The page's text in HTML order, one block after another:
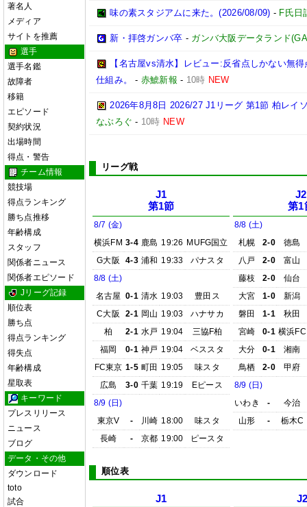
著名人
メディア
サイトを推薦
選手
選手名鑑
故障者
移籍
エピソード
契約状況
出場時間
得点・警告
チーム情報
競技場
得点ランキング
勝ち点推移
年齢構成
スタッフ
関係者ニュース
関係者エピソード
Jリーグ記録
順位表
勝ち点
得点ランキング
得失点
年齢構成
星取表
キーワード
プレスリリース
ニュース
ブログ
データ・その他
ダウンロード
toto
試合
味の素スタジアムに来た。(2026/08/09) - F氏日
新・拝啓ガンバ卒 - ガンバ大阪データランド
【名古屋vs清水】レビュー:反省点しかない無
仕組み。
- 赤鯱新報 - 10時 NEW
2026年8月8日 2026/27 J1リーグ 第1節 柏レイ
なぶろぐ - 10時 NEW
リーグ戦
J1
第1節
8/7 (金)
横浜FM 3-4 鹿島 19:26 MUFG国立
G大阪
4-3 浦和 19:33
パナスタ
8/8 (土)
名古屋 0-1 清水 19:03
豊田ス
C大阪
2-1 岡山 19:03
ハナサカ
柏
2-1 水戸 19:04
三協F柏
福岡
0-1 神戸 19:04
ベススタ
FC東京 1-5 町田 19:05
味スタ
広島
3-0 千葉 19:19
Eピース
8/9 (日)
東京V
- 川崎 18:00
味スタ
長崎
- 京都 19:00 ピースタ
J2
第1
8/8 (土)
札幌
2-0
徳島
八戸
2-0
富山
藤枝
2-0
仙台
大宮
1-0
新潟
磐田
1-1
秋田
宮崎
0-1 横浜FC
大分
0-1
湘南
鳥栖
2-0
甲府
8/9 (日)
いわき
-
今治
山形
- 栃木C
順位表
J1